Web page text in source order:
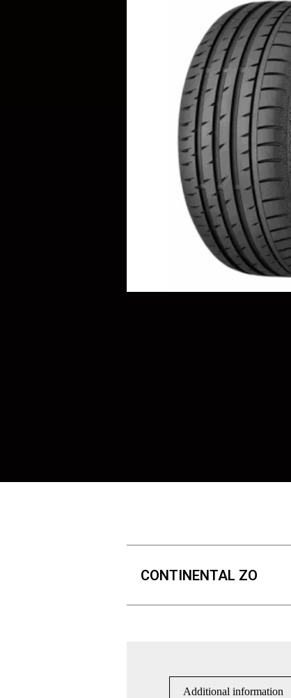
CONTINENTAL ZO
Additional information